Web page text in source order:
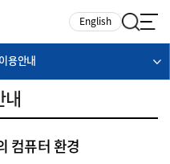
English
이용안내
내
컴퓨터 환경